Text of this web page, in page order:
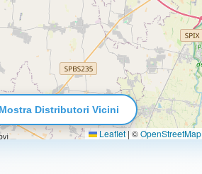
Leaflet | ©OpenStreetMap
Distributori Vicini